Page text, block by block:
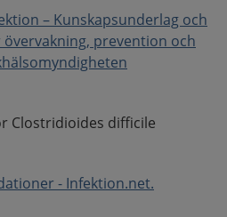
– Kunskapsunderlag och
prevention och
Clostridioides difficile
- Infektion.net.